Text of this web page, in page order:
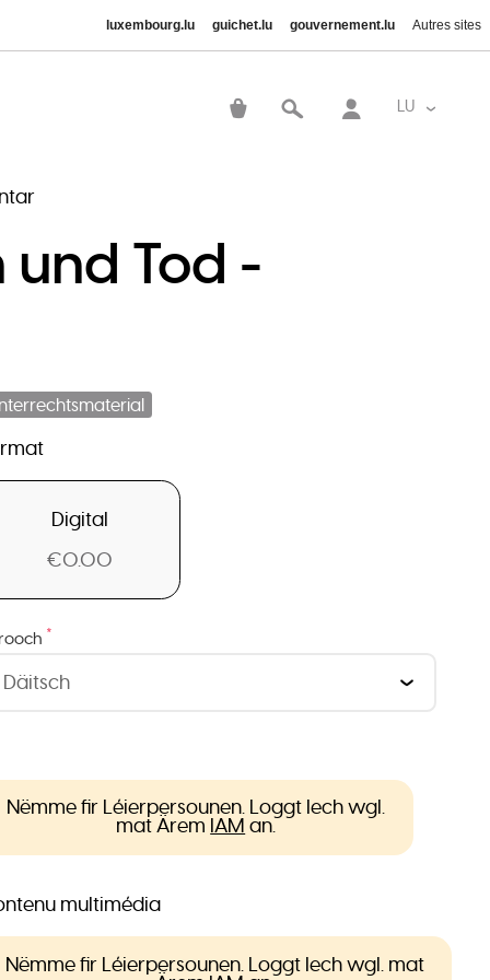
luxembourg.lu guichet.lu gouvernement.lu Autres sites
LU List
account
Tod -
Digital
€0.00
*
Nëmme fir Léierpersounen. Loggt Iech wgl.
mat Ärem IAM an.
multimédia
Nëmme fir Léierpersounen. Loggt Iech wgl. mat